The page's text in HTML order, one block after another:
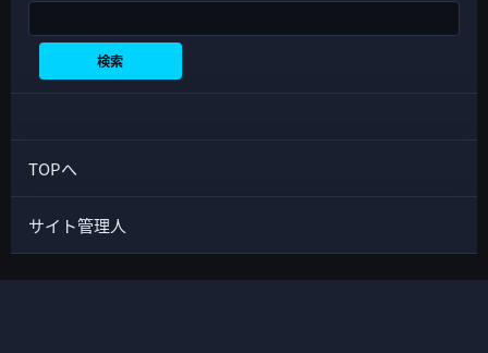
検索
TOPへ
サイト管理人